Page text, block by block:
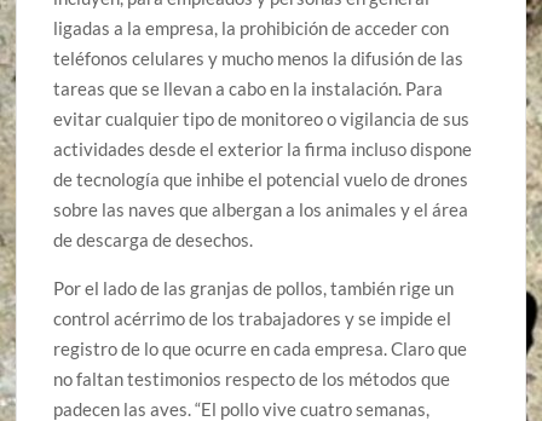
ligadas a la empresa, la prohibición de acceder con
teléfonos celulares y mucho menos la difusión de las
tareas que se llevan a cabo en la instalación. Para
evitar cualquier tipo de monitoreo o vigilancia de sus
actividades desde el exterior la firma incluso dispone
de tecnología que inhibe el potencial vuelo de drones
sobre las naves que albergan a los animales y el área
de descarga de desechos.
Por el lado de las granjas de pollos, también rige un
control acérrimo de los trabajadores y se impide el
registro de lo que ocurre en cada empresa. Claro que
no faltan testimonios respecto de los métodos que
padecen las aves. “El pollo vive cuatro semanas,